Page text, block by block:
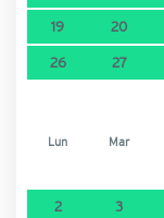
19 20
26 27
Lun Mar
2 3